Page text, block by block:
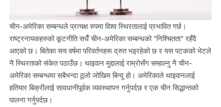
चीन-अमेरिका सम्बन्धले प्रत्यक्ष रुपमा विश्व स्थिरतालाई प्रभावित गर्छ।
राष्ट्रनायकहरुको कूटनीति सधैँ चीन-अमेरिका सम्बन्धको "निश्चितता" रहँदै
आएको छ। बितेका सय वर्षमा परिवर्तनहरू द्रुत भइरहेको छ र यस पटकको भेटले
नै स्थिरताको संकेत पठाउँछ। थाइवान मुद्दालाई राम्रोसँग सम्हाल्नु नै चीन-
अमेरिका सम्बन्धमा सबैभन्दा ठूलो जोखिम बिन्दु हो। अमेरिकाले थाइवानलाई
हतियार बिक्रीलाई सावधानीपूर्वक व्यवस्थापन गर्नुपर्दछ र एक चीन सिद्धान्तको
पालना गर्नुपर्दछ।